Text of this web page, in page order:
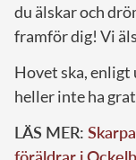
du älskar och
framför dig! Vi
Hovet ska,
heller inte ha
LÄS MER: